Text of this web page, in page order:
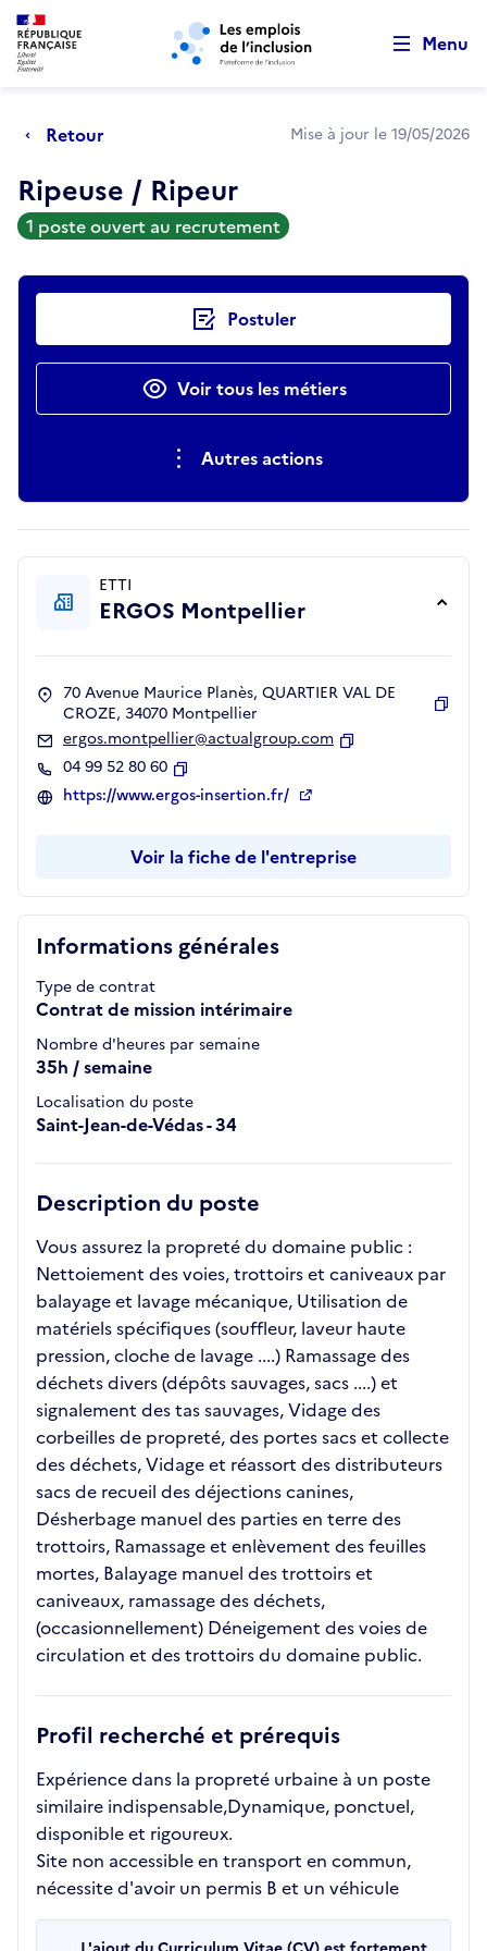
Aller au menu principal Aller au contenu principal
Menu
Retour Mise à jour le 19/05/2026
Ripeuse / Ripeur
1 poste ouvert au recrutement
Actions rapides Postuler
Voir tous les métiers
Autres actions
Informations générales
Type de contrat
Contrat de mission intérimaire
Nombre d'heures par semaine
35h / semaine
Localisation du poste
Saint-Jean-de-Védas - 34
Description du poste
Vous assurez la propreté du domaine public :
Nettoiement des voies, trottoirs et caniveaux par
balayage et lavage mécanique, Utilisation de
matériels spécifiques (souffleur, laveur haute
pression, cloche de lavage ....) Ramassage des
déchets divers (dépôts sauvages, sacs ....) et
signalement des tas sauvages, Vidage des
corbeilles de propreté, des portes sacs et collecte
des déchets, Vidage et réassort des distributeurs
sacs de recueil des déjections canines,
Désherbage manuel des parties en terre des
trottoirs, Ramassage et enlèvement des feuilles
mortes, Balayage manuel des trottoirs et
caniveaux, ramassage des déchets,
(occasionnellement) Déneigement des voies de
circulation et des trottoirs du domaine public.
Profil recherché et prérequis
Expérience dans la propreté urbaine à un poste
similaire indispensable,Dynamique, ponctuel,
disponible et rigoureux.
Site non accessible en transport en commun,
nécessite d'avoir un permis B et un véhicule
ETTI
ERGOS Montpellier
70 Avenue Maurice Planès, QUARTIER VAL DE
CROZE, 34070 Montpellier
ergos.montpellier@actualgroup.com
04 99 52 80 60
Copier
https://www.ergos-insertion.fr/
Voir la fiche de l'entreprise
Retour au début de la page
Panneau de gestion des cookies